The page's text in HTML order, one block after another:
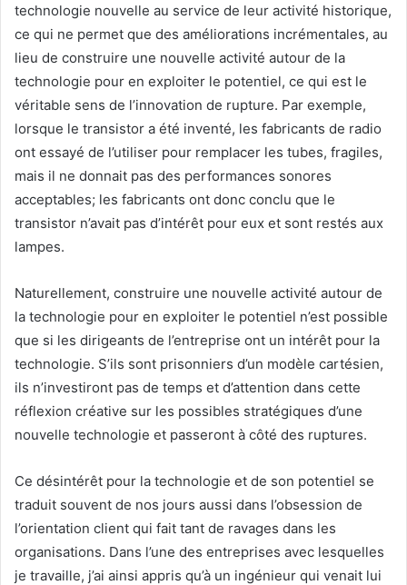
technologie nouvelle au service de leur activité historique,
ce qui ne permet que des améliorations incrémentales, au
lieu de construire une nouvelle activité autour de la
technologie pour en exploiter le potentiel, ce qui est le
véritable sens de l’innovation de rupture. Par exemple,
lorsque le transistor a été inventé, les fabricants de radio
ont essayé de l’utiliser pour remplacer les tubes, fragiles,
mais il ne donnait pas des performances sonores
acceptables; les fabricants ont donc conclu que le
transistor n’avait pas d’intérêt pour eux et sont restés aux
lampes.
Naturellement, construire une nouvelle activité autour de
la technologie pour en exploiter le potentiel n’est possible
que si les dirigeants de l’entreprise ont un intérêt pour la
technologie. S’ils sont prisonniers d’un modèle cartésien,
ils n’investiront pas de temps et d’attention dans cette
réflexion créative sur les possibles stratégiques d’une
nouvelle technologie et passeront à côté des ruptures.
Ce désintérêt pour la technologie et de son potentiel se
traduit souvent de nos jours aussi dans l’obsession de
l’orientation client qui fait tant de ravages dans les
organisations. Dans l’une des entreprises avec lesquelles
je travaille, j’ai ainsi appris qu’à un ingénieur qui venait lui